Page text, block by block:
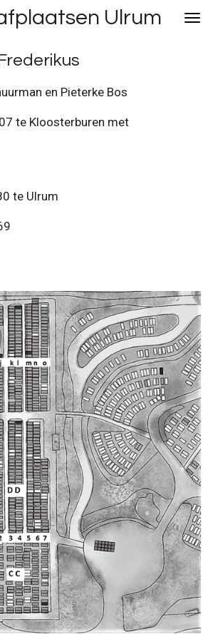
Ulrum
en Pieterke Bos
te Kloosterburen met
te Ulrum